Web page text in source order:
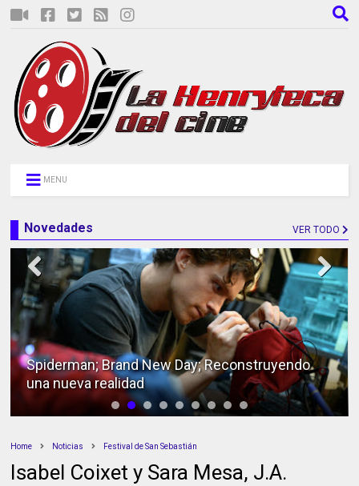
MENU
Novedades VER TODO
Spiderman; Brand New Day; Reconstruyendo
una nueva realidad
Home Noticias Festival de San Sebastián
Isabel Coixet y Sara Mesa, J.A.